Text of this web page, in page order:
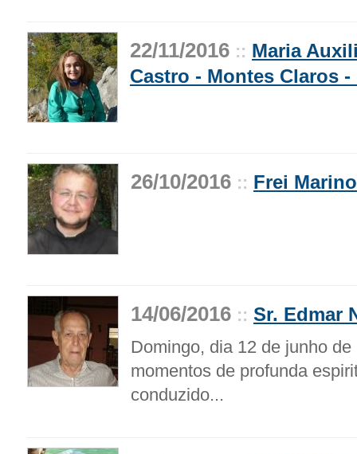
22/11/2016 :: Maria
Castro - Montes Claros -
26/10/2016 :: Frei
14/06/2016 :: Sr. Edmar
Domingo, dia 12 de junho
momentos de profunda
conduzido...